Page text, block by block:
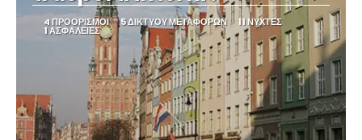
4 ΠΡΟΟΡΙΣΜΟΊ 5 ΔΙΚΤΎΟΥ ΜΕΤΑΦΟΡΏΝ 11 ΝΎΧΤΕΣ
1 ΑΣΦΆΛΕΙΕΣ